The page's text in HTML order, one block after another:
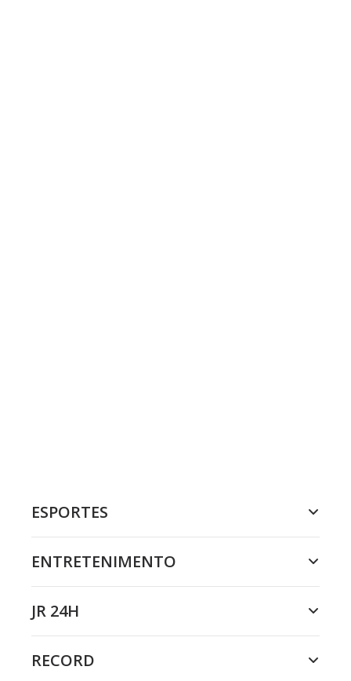
ESPORTES
ENTRETENIMENTO
JR 24H
RECORD